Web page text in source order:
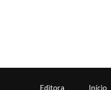
Editora
Início